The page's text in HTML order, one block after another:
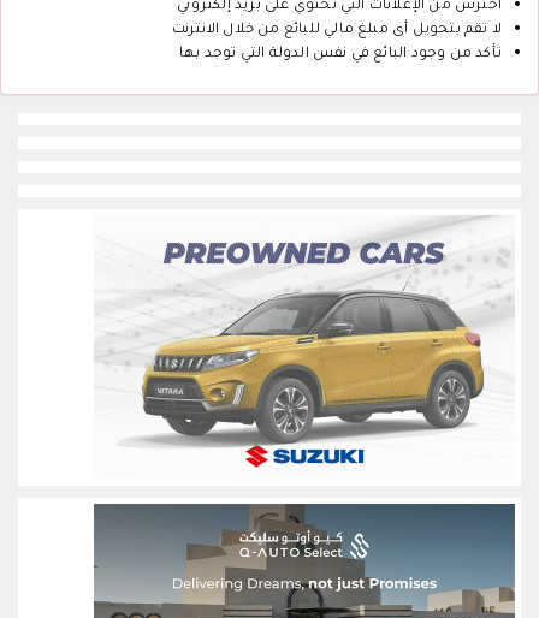
لا تقم بتحويل أى مبلغ مالي للبائع من خلال الانترنت
تأكد من وجود البائع في نفس الدولة التي توجد بها